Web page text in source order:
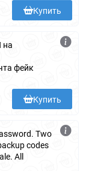
Купить
на
фейк
Купить
Two
codes
All